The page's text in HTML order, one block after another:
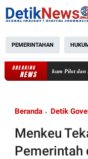
PEMERINTAHAN
BREAKING
NEWS Rieke Diah
Beranda Detik
Menkeu
Pemerintah